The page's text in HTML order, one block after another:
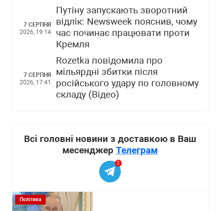
7 СЕРПНЯ
2026, 19:14
Путіну запускають зворотний
відлік: Newsweek пояснив, чому
час починає працювати проти
Кремля
7 СЕРПНЯ
2026, 17:41
Rozetka повідомила про
мільярдні збитки після
російського удару по головному
складу (Відео)
Всі головні новини з доставкою в Ваш
месенджер Телеграм
2
Політика